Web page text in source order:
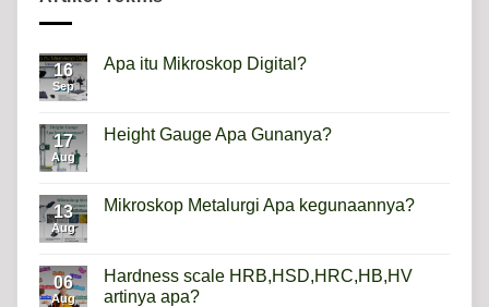
16
Sep
Apa itu Mikroskop Digital?
Apa
itu
17
Aug
Height Gauge Apa Gunanya?
Height
Gauge
13
Aug
Mikroskop Metalurgi Apa kegunaannya?
Mikroskop
Metalurgi
Apa
06
Aug
Hardness scale HRB,HSD,HRC,HB,HV
artinya apa?